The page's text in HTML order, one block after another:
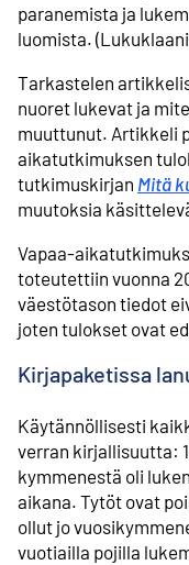
paranemista ja
luomista.
Tarkastelen
nuoret lukevat ja
muuttunut. Artikkeli
aikatutkimuksen
tutkimuskirjan Mitä
muutoksia
Vapaa-
toteutettiin vuonna
väestötason tiedot
joten tulokset ovat
Kirjapaketissa
Käytännöllisesti
verran kirjallisuutta:
kymmenestä oli
aikana. Tytöt ovat
ollut jo
vuotiailla pojilla